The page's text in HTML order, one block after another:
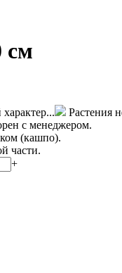
см
Растения
с менеджером.
(кашпо).
части.
+